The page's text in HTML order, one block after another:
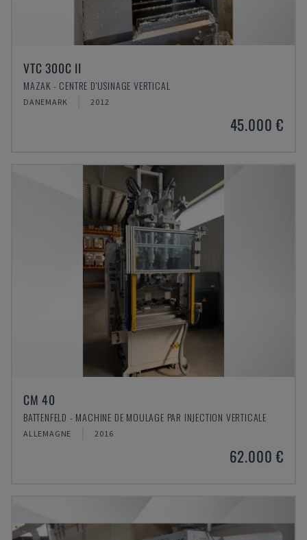
VTC 300C II
MAZAK - CENTRE D'USINAGE VERTICAL
DANEMARK 2012
45.000 €
CM 40
BATTENFELD - MACHINE DE MOULAGE PAR INJECTION VERTICALE
ALLEMAGNE 2016
62.000 €